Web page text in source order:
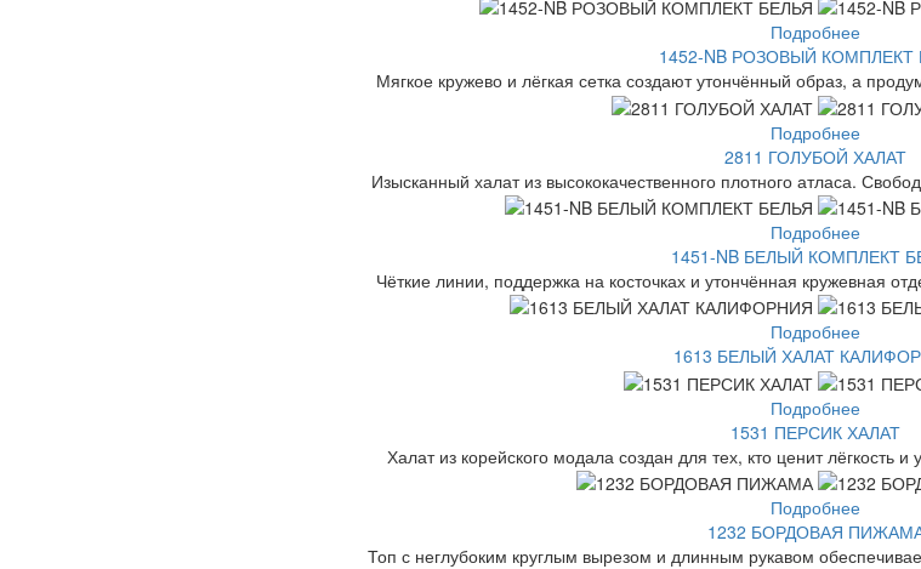
Подробнее
1452-NB РОЗОВЫЙ КОМПЛЕКТ
Мягкое кружево и лёгкая сетка создают утончённый образ, а
Подробнее
2811 ГОЛУБОЙ ХАЛАТ
Изысканный халат из высококачественного плотного атласа.
Подробнее
1451-NB БЕЛЫЙ КОМПЛЕКТ
Чёткие линии, поддержка на косточках и утончённая кружевная
Подробнее
1613 БЕЛЫЙ ХАЛАТ
Подробнее
1531 ПЕРСИК ХАЛАТ
Халат из корейского модала создан для тех, кто ценит лёгкость
Подробнее
1232 БОРДОВАЯ
Топ с неглубоким круглым вырезом и длинным рукавом